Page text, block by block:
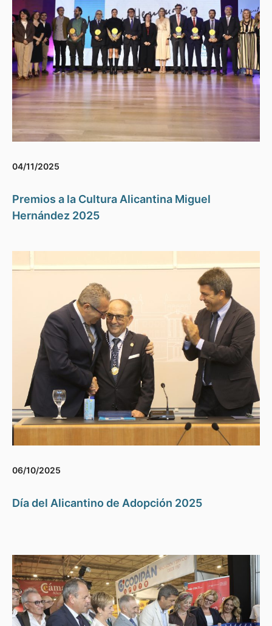
04/11/2025
Premios a la Cultura Alicantina Miguel
Hernández 2025
06/10/2025
Día del Alicantino de Adopción 2025